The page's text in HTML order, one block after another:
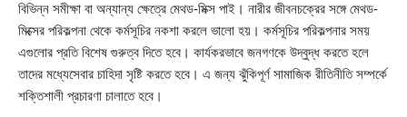
বিভিন্ন সমীক্ষা বা অন্যান্য ক্ষেত্রে মেথড-মিক্স পাই। নারীর জীবনচক্রের সঙ্গে মেথড-
মিক্সের পরিকল্পনা থেকে কর্মসূচির নকশা করলে ভালো হয়। কর্মসূচির পরিকল্পনার সময়
এগুলোর প্রতি বিশেষ গুরুত্ব দিতে হবে। কার্যকরভাবে জনগণকে উদ্বুদ্ধ করতে হলে
তাদের মধ্যেসেবার চাহিদা সৃষ্টি করতে হবে। এ জন্য ঝুঁকিপূর্ণ সামাজিক রীতিনীতি সম্পর্কে
শক্তিশালী প্রচারণা চালাতে হবে।